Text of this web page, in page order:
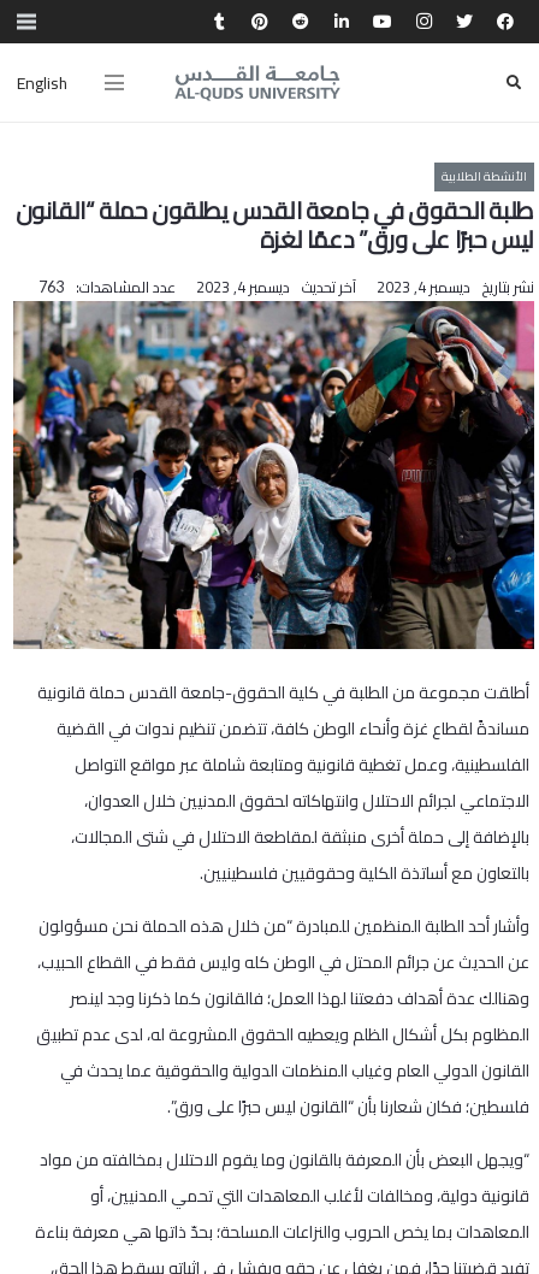
English
الأنشطة الطلابية
طلبة الحقوق في جامعة القدس يطلقون حملة “القانون
ليس حبرًا على ورق” دعمًا لغزة
نشر بتاريخ ديسمبر 4, 2023 آخر تحديث ديسمبر 4, 2023 عدد المشاهدات: 763
أطلقت مجموعة من الطلبة في كلية الحقوق-جامعة القدس حملة قانونية
مساندةً لقطاع غزة وأنحاء الوطن كافة، تتضمن تنظيم ندوات في القضية
الفلسطينية، وعمل تغطية قانونية ومتابعة شاملة عبر مواقع التواصل
الاجتماعي لجرائم الاحتلال وانتهاكاته لحقوق المدنيين خلال العدوان،
بالإضافة إلى حملة أخرى منبثقة لمقاطعة الاحتلال في شتى المجالات،
بالتعاون مع أساتذة الكلية وحقوقيين فلسطينيين.
وأشار أحد الطلبة المنظمين للمبادرة “من خلال هذه الحملة نحن مسؤولون
عن الحديث عن جرائم المحتل في الوطن كله وليس فقط في القطاع الحبيب،
وهنالك عدة أهداف دفعتنا لهذا العمل؛ فالقانون كما ذكرنا وجد لينصر
المظلوم بكل أشكال الظلم ويعطيه الحقوق المشروعة له، لدى عدم تطبيق
القانون الدولي العام وغياب المنظمات الدولية والحقوقية عما يحدث في
فلسطين؛ فكان شعارنا بأن “القانون ليس حبرًا على ورق”.
“ويجهل البعض بأن المعرفة بالقانون وما يقوم الاحتلال بمخالفته من مواد
قانونية دولية، ومخالفات لأغلب المعاهدات التي تحمي المدنيين، أو
المعاهدات بما يخص الحروب والنزاعات المسلحة؛ بحدّ ذاتها هي معرفة بناءة